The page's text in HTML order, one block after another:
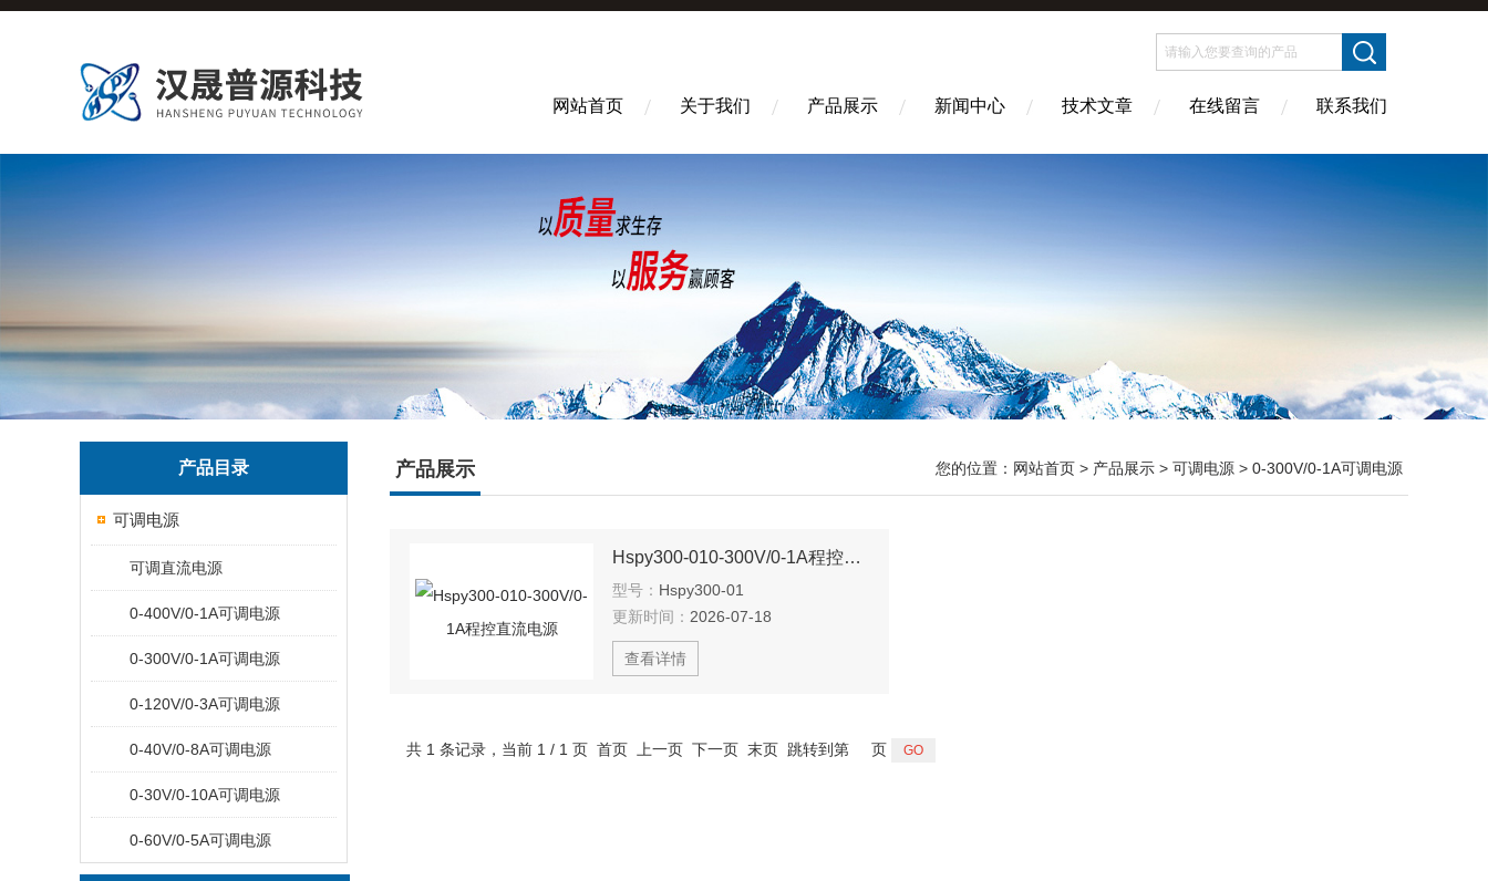
网站首页 关于我们 产品展示 新闻中心 技术文章 在线留言 联系我们
产品目录
可调电源
可调直流电源
0-400V/0-1A可调电源
0-300V/0-1A可调电源
0-120V/0-3A可调电源
0-40V/0-8A可调电源
0-30V/0-10A可调电源
0-60V/0-5A可调电源
产品展示 您的位置： 网站首页 > 产品展示 > 可调电源 > 0-300V/0-1A可调电源
Hspy300-010-300V/0-1A程控直流电源
型号： Hspy300-01
更新时间： 2026-07-18
查看详情
共 1 条记录，当前 1 / 1 页 首页 上一页 下一页 末页 跳转到第 页